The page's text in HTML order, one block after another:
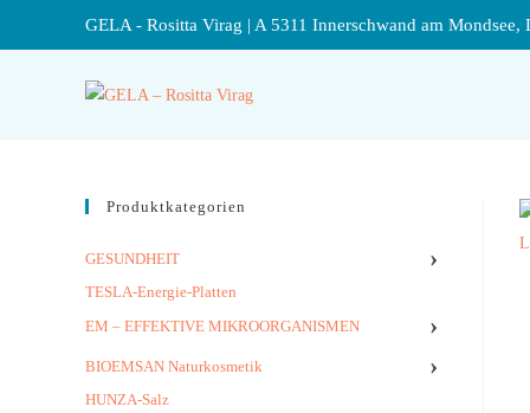
GELA - Rositta Virag | A 5311 Innerschwand am Mondsee,
Produktkategorien
GESUNDHEIT ›
TESLA-Energie-Platten
EM – EFFEKTIVE MIKROORGANISMEN
›
BIOEMSAN Naturkosmetik ›
HUNZA-Salz